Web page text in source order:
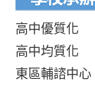
高中優質化
高中均質化
東區輔諮中心